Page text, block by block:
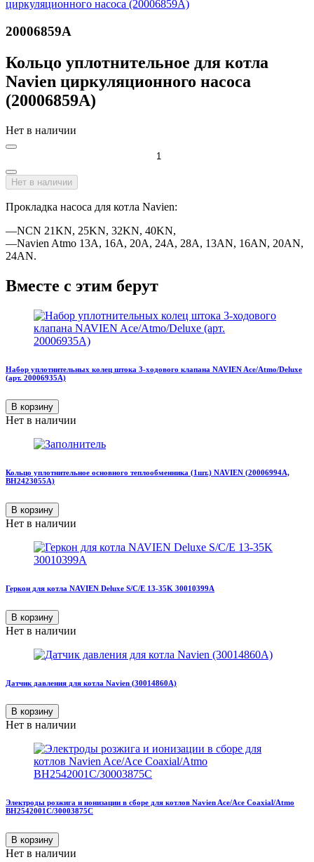
циркуляционного насоса (20006859A)
20006859A
Кольцо уплотнительное для котла
Navien циркуляционного насоса
(20006859A)
Нет в наличии
Нет в наличии
Прокладка насоса для котла Navien:
—NCN 21KN, 25KN, 32KN, 40KN,
—Navien Atmo 13A, 16A, 20A, 24A, 28A, 13AN, 16AN, 20AN,
24AN.
Вместе с этим берут
Набор уплотнительных колец штока 3-ходового клапана NAVIEN Ace/Atmo/Deluxe
(арт. 20006935A)
В корзину
Нет в наличии
Кольцо уплотнительное основного теплообменника (1шт.) NAVIEN (20006994А,
BH2423055A)
В корзину
Нет в наличии
Геркон для котла NAVIEN Deluxe S/C/E 13-35K 30010399A
В корзину
Нет в наличии
Датчик давления для котла Navien (30014860A)
В корзину
Нет в наличии
Электроды розжига и ионизации в сборе для котлов Navien Ace/Ace Coaxial/Atmo
BH2542001C/30003875C
В корзину
Нет в наличии